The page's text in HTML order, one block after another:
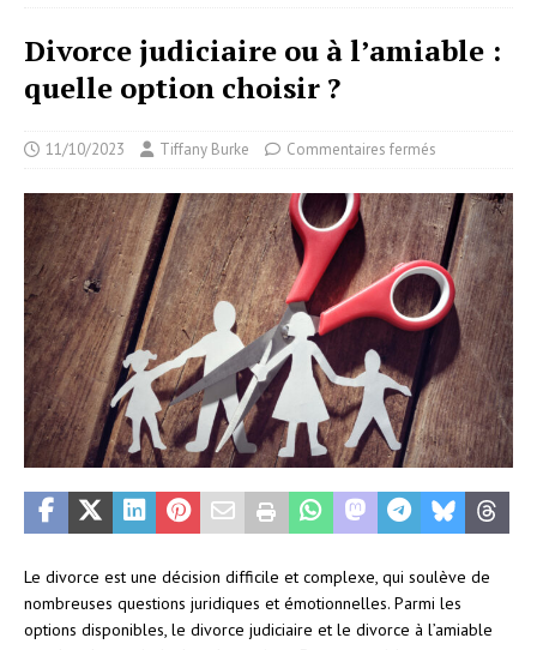
Divorce judiciaire ou à l’amiable :
quelle option choisir ?
11/10/2023 Tiffany Burke Commentaires fermés
Le divorce est une décision difficile et complexe, qui soulève de
nombreuses questions juridiques et émotionnelles. Parmi les
options disponibles, le divorce judiciaire et le divorce à l’amiable